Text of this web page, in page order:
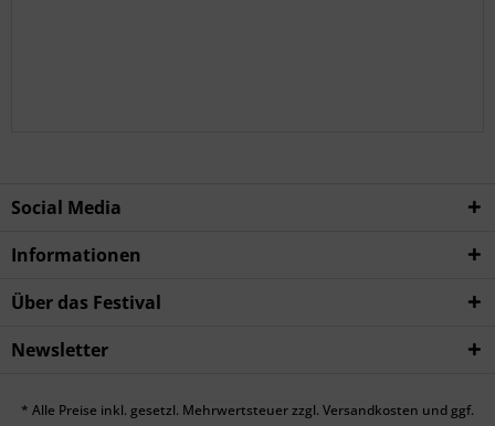
Social Media
Informationen
Über das Festival
Newsletter
* Alle Preise inkl. gesetzl. Mehrwertsteuer zzgl. Versandkosten und ggf.